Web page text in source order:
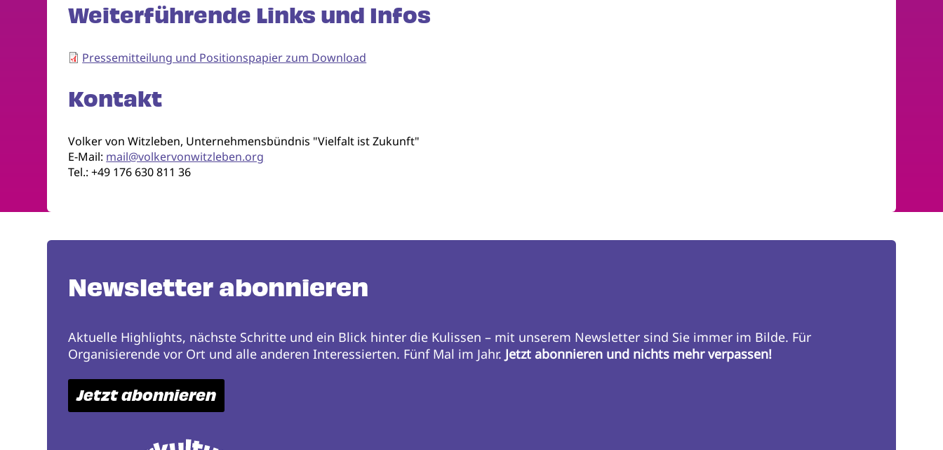
Weiterführende Links und Infos
Pressemitteilung und Positionspapier zum Download
Kontakt
Volker von Witzleben, Unternehmensbündnis "Vielfalt ist Zukunft"
E-Mail: mail@volkervonwitzleben.org
Tel.: +49 176 630 811 36
Newsletter abonnieren
Aktuelle Highlights, nächste Schritte und ein Blick hinter die Kulissen – mit unserem Newsletter sind Sie immer im Bilde. Für
Organisierende vor Ort und alle anderen Interessierten. Fünf Mal im Jahr. Jetzt abonnieren und nichts mehr verpassen!
Jetzt abonnieren